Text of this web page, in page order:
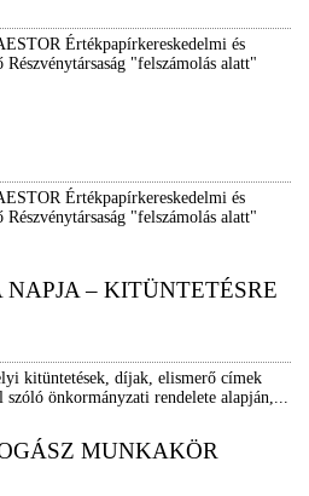
Értékpapírkereskedelmi és
"felszámolás alatt"
Értékpapírkereskedelmi és
"felszámolás alatt"
– KITÜNTETÉSRE
kitüntetések, díjak, elismerő címek
szóló önkormányzati rendelete alapján,...
MUNKAKÖR